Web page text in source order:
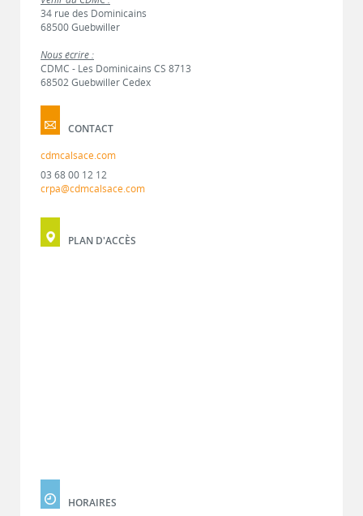
34 rue des Dominicains
68500 Guebwiller
Nous écrire :
CDMC - Les Dominicains CS 8713
68502 Guebwiller Cedex
CONTACT
cdmcalsace.com
03 68 00 12 12
crpa@cdmcalsace.com
PLAN D'ACCÈS
HORAIRES